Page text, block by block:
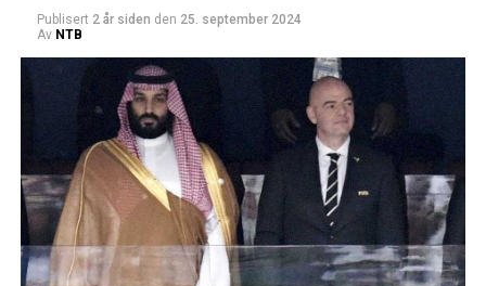
Publisert 2 år siden den 25. september 2024
Av NTB